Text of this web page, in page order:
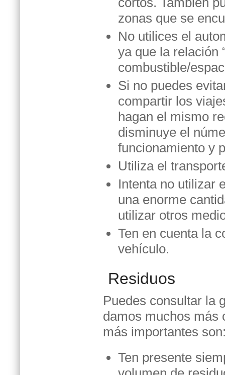
zonas que se
No utilices el
ya que la relación
combustible/
Si no puedes
compartir los
hagan el mismo
disminuye el
funcionamiento y
Utiliza el
Intenta no utilizar
una enorme
utilizar otros
Ten en cuenta la
vehículo.
Residuos
Puedes consultar la
damos muchos más
más importantes
Ten presente